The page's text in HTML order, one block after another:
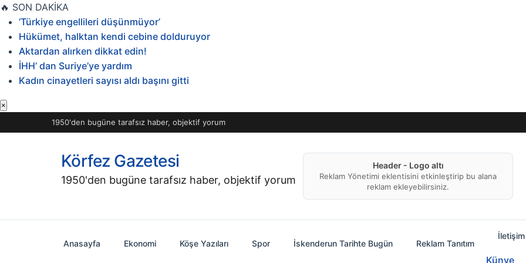
İçeriğe
geç
🔥 SON DAKİKA
‘Türkiye engellileri düşünmüyor’
Hükümet, halktan kendi cebine dolduruyor
Aktardan alırken dikkat edin!
İHH’ dan Suriye’ye yardım
Kadın cinayetleri sayısı aldı başını gitti
×
1950'den bugüne tarafsız haber, objektif yorum
Körfez Gazetesi
1950'den bugüne tarafsız haber, objektif yorum
Header - Logo altı
Reklam Yönetimi eklentisini etkinleştirip bu alana
reklam ekleyebilirsiniz.
Anasayfa Ekonomi Köşe Yazıları Spor İskenderun Tarihte Bugün Reklam Tanıtım
İletişim
Künye